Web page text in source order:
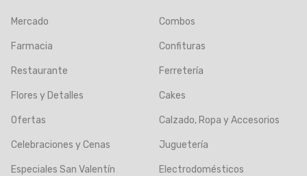
Mercado Combos
Farmacia Confituras
Restaurante Ferretería
Flores y Detalles Cakes
Ofertas Calzado, Ropa y Accesorios
Celebraciones y Cenas Juguetería
Especiales San Valentín Electrodomésticos